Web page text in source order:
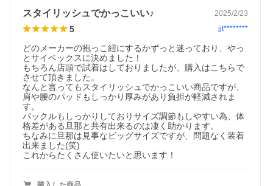
スタイリッシュでかっこいい♪ 2025/2/23
5 jjt********
どのメーカーの抱っこ紐にするかずっと迷っており、やっ
とサイベックスに決めました！
もちろん店頭で試着はしておりましたが、購入はこちらで
させて頂きました。
なんと言ってもスタイリッシュでかっこいい商品ですが、
肩や腰のパッドもしっかり厚みがあり負担が軽減されま
す。
バックルもしっかりしておりサイズ調節もしやすい為、体
格差がある旦那と共有出来るのは凄く助かります。
ちなみに旦那は見事なビッグサイズですが、問題なく装着
出来ました(笑)
これからたくさん使いたいと思います！